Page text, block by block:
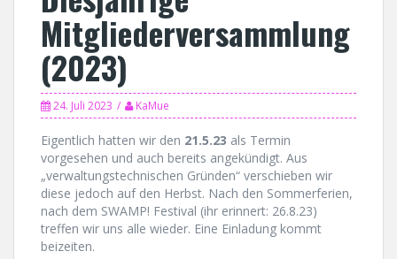
Mitgliederversammlung
(2023)
24. Juli 2023 KaMue
Eigentlich hatten wir den 21.5.23 als Termin
vorgesehen und auch bereits angekündigt. Aus
„verwaltungstechnischen Gründen“ verschieben wir
diese jedoch auf den Herbst. Nach den Sommerferien,
nach dem SWAMP! Festival (ihr erinnert: 26.8.23)
treffen wir uns alle wieder. Eine Einladung kommt
beizeiten.